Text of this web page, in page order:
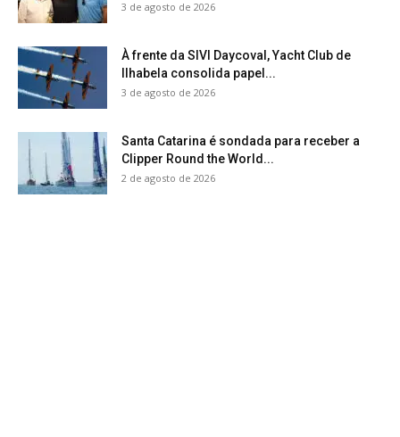
3 de agosto de 2026
À frente da SIVI Daycoval, Yacht Club de
Ilhabela consolida papel...
3 de agosto de 2026
Santa Catarina é sondada para receber a
Clipper Round the World...
2 de agosto de 2026